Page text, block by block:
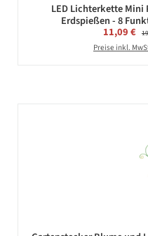
LED Lichterkette Mini
Erdspießen - 8
11,09 €
Preise inkl.